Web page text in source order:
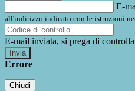
E-
all'indirizzo indicato con le istruzioni
E-mail inviata, si prega di
Errore
Chiudi